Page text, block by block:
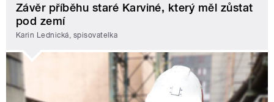
Závěr příběhu staré Karviné, který měl zůstat
pod zemí
Karin Lednická, spisovatelka